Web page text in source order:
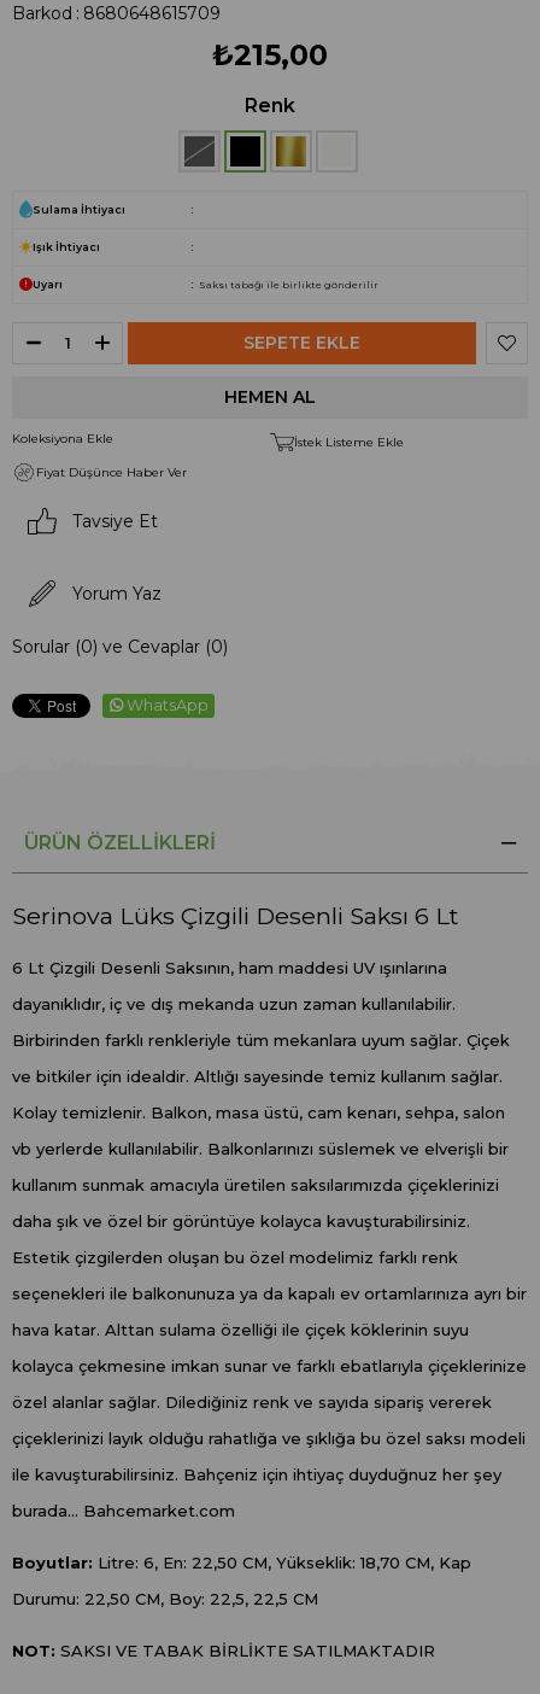
Barkod : 8680648615709
₺215,00
Renk
Sulama İhtiyacı
Işık İhtiyacı
Uyarı Saksı tabağı ile birlikte gönderilir
Koleksiyona Ekle
İstek Listeme Ekle
Fiyat Düşünce Haber Ver
Tavsiye Et
Yorum Yaz
Sorular (0) ve Cevaplar (0)
WhatsApp
ÜRÜN ÖZELLIKLERI
Serinova Lüks Çizgili Desenli Saksı 6 Lt
6 Lt Çizgili Desenli Saksının, ham maddesi UV ışınlarına
dayanıklıdır, iç ve dış mekanda uzun zaman kullanılabilir.
Birbirinden farklı renkleriyle tüm mekanlara uyum sağlar. Çiçek
ve bitkiler için idealdir. Altlığı sayesinde temiz kullanım sağlar.
Kolay temizlenir. Balkon, masa üstü, cam kenarı, sehpa, salon
vb yerlerde kullanılabilir. Balkonlarınızı süslemek ve elverişli bir
kullanım sunmak amacıyla üretilen saksılarımızda çiçeklerinizi
daha şık ve özel bir görüntüye kolayca kavuşturabilirsiniz.
Estetik çizgilerden oluşan bu özel modelimiz farklı renk
seçenekleri ile balkonunuza ya da kapalı ev ortamlarınıza ayrı bir
hava katar. Alttan sulama özelliği ile çiçek köklerinin suyu
kolayca çekmesine imkan sunar ve farklı ebatlarıyla çiçeklerinize
özel alanlar sağlar. Dilediğiniz renk ve sayıda sipariş vererek
çiçeklerinizi layık olduğu rahatlığa ve şıklığa bu özel saksı modeli
ile kavuşturabilirsiniz. Bahçeniz için ihtiyaç duyduğnuz her şey
burada... Bahcemarket.com
Boyutlar: Litre: 6, En: 22,50 CM, Yükseklik: 18,70 CM, Kap
Durumu: 22,50 CM, Boy: 22,5, 22,5 CM
NOT: SAKSI VE TABAK BİRLİKTE SATILMAKTADIR